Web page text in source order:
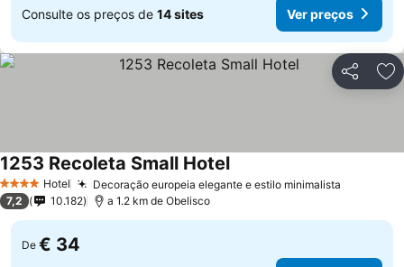
Consulte os preços de 14 sites Ver preços
Partilhar
4 EstrelasHotel Decoração europeia elegante e estilo minimalista
1253 Recoleta Small Hotel
7,2 10.182 a 1.2 km de Obelisco
De € 34